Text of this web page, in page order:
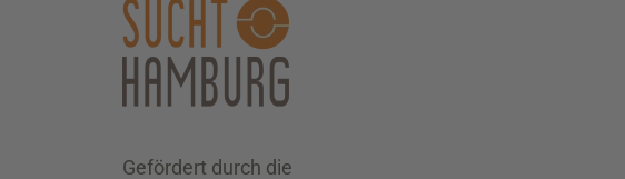
Gefördert durch die